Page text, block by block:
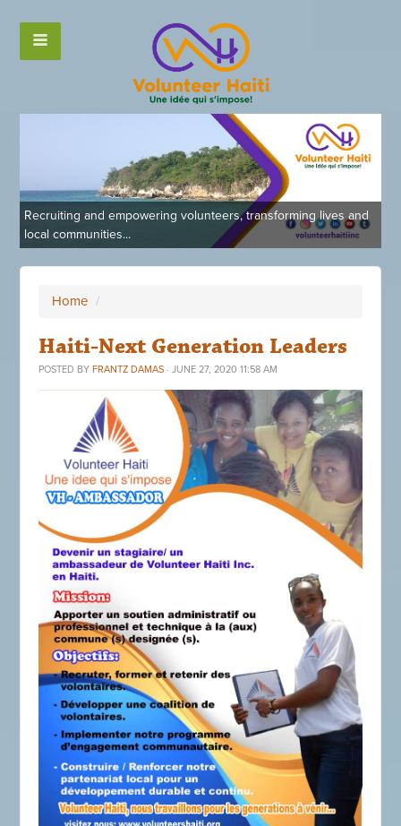
Recruiting and empowering volunteers, transforming lives and
local communities...
Home /
Haiti-Next Generation Leaders
POSTED BYFRANTZ DAMAS · JUNE 27, 2020 11:58 AM